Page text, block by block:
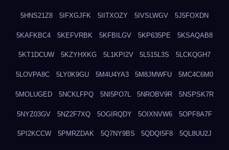
5HNS21Z8 5IFXGJFK 5IITXOZY 5IVSLWGV 5J5FOXDN
5KAFKBC4 5KEFVRBK 5KFBILGV 5KP635PE 5KSAQAB8
5KT1DCUW 5KZYHXKG 5L1KPI2V 5L515L3S 5LCKQGH7
5LOVPA8C 5LY0K9GU 5M4U4YA3 5M8JMWFU 5MC4C6M0
5MOLUGED 5NCKLFPQ 5NI5PO7L 5NROBV9R 5NSPSK7R
5NYZ03GV 5NZ2F7XQ 5OGIRQDY 5OIXNVW6 5OPF8A7F
5PI2KCCW 5PMRZDAK 5Q7NY9BS 5QDQI5F8 5QL8UU2J